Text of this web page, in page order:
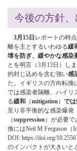
今後の方針
3月15日レポートの時点
離を主とするいわゆる緩
壊を防ぎ、緩やかな感染
とを明言（3月13日）しま
的封じ込めを含む強い感
た。イギリスの方向転換
では感染者隔離、ハイリ
る緩和 （mitigation ） では
至り非平衡的な感染爆発
（suppression ）が必要
換にはNeil M Ferguson（
DOI: https://doi.org/
のインパクトが大きいと